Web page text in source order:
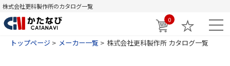
株式会社更科製作所のカタログ一覧
0
トップページ メーカー一覧 株式会社更科製作所 カタログ一覧